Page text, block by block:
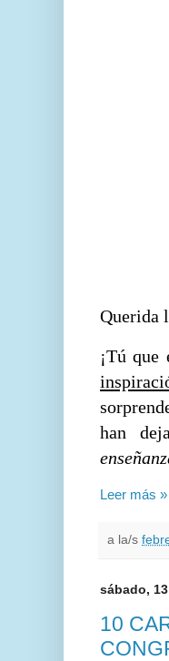
Querida
¡Tú
han
Leer más »
a la/s
sábado,
10